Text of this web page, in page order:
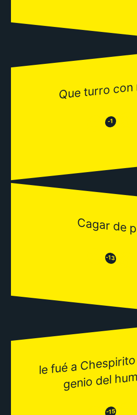
Que turro
😒 -1 😂
Cagar de
😒-13😂
le fué a
genio
-15